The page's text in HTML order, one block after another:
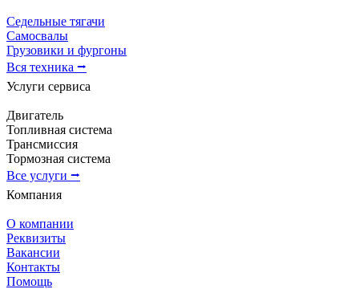
Седельные тягачи
Самосвалы
Грузовики и фургоны
Вся техника ⭢
Услуги сервиса
Двигатель
Топливная система
Трансмиссия
Тормозная система
Все услуги ⭢
Компания
О компании
Реквизиты
Вакансии
Контакты
Помощь